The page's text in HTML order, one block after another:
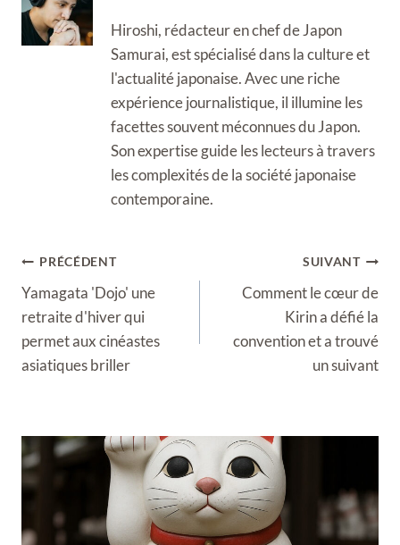
Hiroshi, rédacteur en chef de Japon
Samurai, est spécialisé dans la culture et
l'actualité japonaise. Avec une riche
expérience journalistique, il illumine les
facettes souvent méconnues du Japon.
Son expertise guide les lecteurs à travers
les complexités de la société japonaise
contemporaine.
Navigation
de
l’article
PRÉCÉDENT
Yamagata 'Dojo' une
retraite d'hiver qui
permet aux cinéastes
asiatiques briller
SUIVANT
Comment le cœur de
Kirin a défié la
convention et a trouvé
un suivant